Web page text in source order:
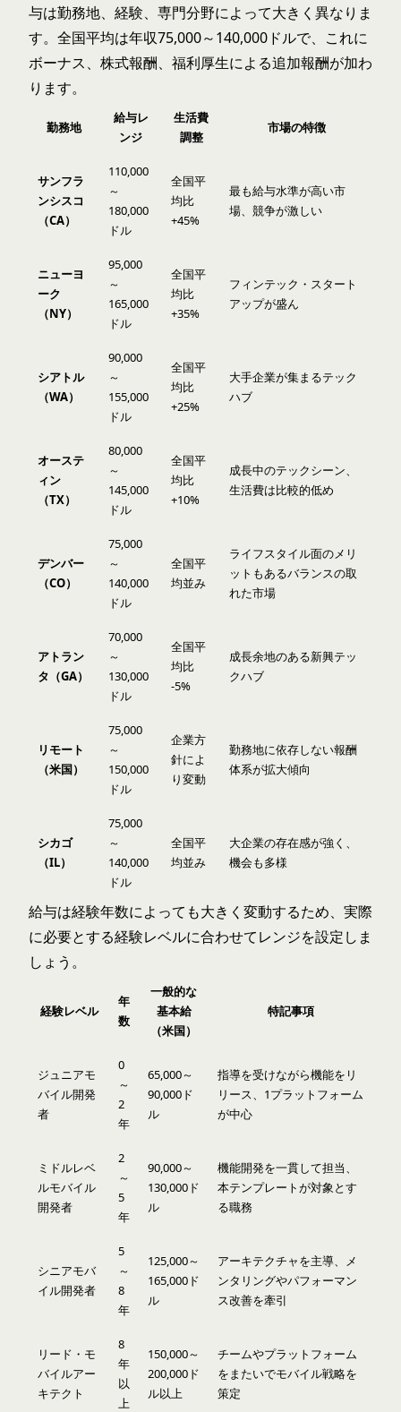
与は勤務地、経験、専門分野によって大きく異なりま
す。全国平均は年収75,000～140,000ドルで、これに
ボーナス、株式報酬、福利厚生による追加報酬が加わ
ります。
勤務地
給与レ
ンジ
生活費
調整
市場の特徴
サンフラ
ンシスコ
（CA）
110,000
～
180,000
ドル
全国平
均比
+45%
最も給与水準が高い市
場、競争が激しい
ニューヨ
ーク
（NY）
95,000
～
165,000
ドル
全国平
均比
+35%
フィンテック・スタート
アップが盛ん
シアトル
（WA）
90,000
～
155,000
ドル
全国平
均比
+25%
大手企業が集まるテック
ハブ
オーステ
ィン
（TX）
80,000
～
145,000
ドル
全国平
均比
+10%
成長中のテックシーン、
生活費は比較的低め
デンバー
（CO）
75,000
～
140,000
ドル
全国平
均並み
ライフスタイル面のメリ
ットもあるバランスの取
れた市場
アトラン
タ（GA）
70,000
～
130,000
ドル
全国平
均比
-5%
成長余地のある新興テッ
クハブ
リモート
（米国）
75,000
～
150,000
ドル
企業方
針によ
り変動
勤務地に依存しない報酬
体系が拡大傾向
シカゴ
（IL）
75,000
～
140,000
ドル
全国平
均並み
大企業の存在感が強く、
機会も多様
給与は経験年数によっても大きく変動するため、実際
に必要とする経験レベルに合わせてレンジを設定しま
しょう。
経験レベル
年
数
一般的な
基本給
（米国）
特記事項
ジュニアモ
バイル開発
者
0
～
2
年
65,000～
90,000ド
ル
指導を受けながら機能をリ
リース、1プラットフォーム
が中心
ミドルレベ
ルモバイル
開発者
2
～
5
年
90,000～
130,000ド
ル
機能開発を一貫して担当、
本テンプレートが対象とす
る職務
シニアモバ
イル開発者
5
～
8
年
125,000～
165,000ド
ル
アーキテクチャを主導、メ
ンタリングやパフォーマン
ス改善を牽引
リード・モ
バイルアー
キテクト
8
年
以
上
150,000～
200,000ド
ル以上
チームやプラットフォーム
をまたいでモバイル戦略を
策定